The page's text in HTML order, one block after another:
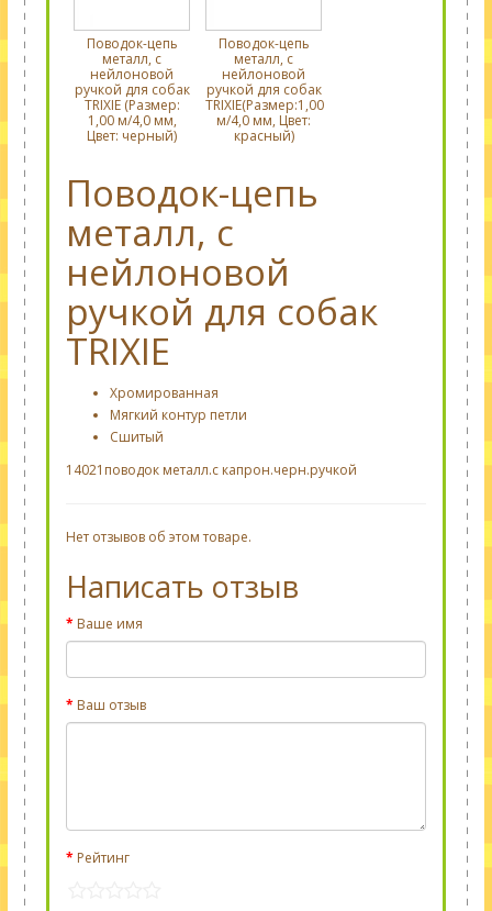
Поводок-цепь
металл, с
нейлоновой
ручкой для собак
TRIXIE (Размер:
1,00 м/4,0 мм,
Цвет: черный)
Поводок-цепь
металл, с
нейлоновой
ручкой для собак
TRIXIE(Размер:1,00
м/4,0 мм, Цвет:
красный)
Поводок-цепь
металл, с
нейлоновой
ручкой для собак
TRIXIE
Хромированная
Мягкий контур петли
Сшитый
14021поводок металл.с капрон.черн.ручкой
Нет отзывов об этом товаре.
Написать отзыв
Ваше имя
Ваш отзыв
Рейтинг